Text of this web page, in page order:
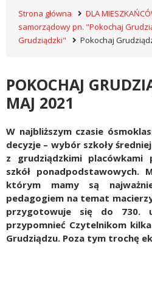
Strona główna DLA
samorządowy pn. "Pokochaj
Grudziądzki"
Pokochaj
POKOCHAJ
MAJ 2021
W najbliższym czasie
decyzje – wybór szkoły
z grudziądzkimi
szkół ponadpodstawowych.
którym mamy są
pedagogiem na temat
przygotowuje się do 730.
przypomnieć Czytelnikom
Grudziądzu. Poza tym trochę